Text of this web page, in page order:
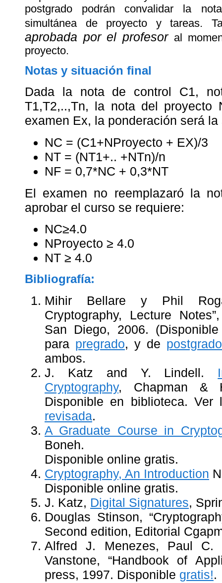
postgrado podrán convalidar la
simultánea de proyecto y tareas.
aprobada por el profesor al
proyecto.
Notas y situación final
Dada la nota de control C1,
T1,T2,..,Tn, la nota del proyecto
examen Ex, la ponderación será
NC = (C1+NProyecto + EX)/3
NT = (NT1+.. +NTn)/n
NF = 0,7*NC + 0,3*NT
El examen no reemplazaró la
aprobar el curso se requiere:
NC≥4.0
NProyecto ≥ 4.0
NT ≥ 4.0
Bibliografía:
Mihir Bellare y Phil
Cryptography, Lecture
San Diego, 2006.
para pregrado, y de postgrado
ambos.
J. Katz and Y. Lindell.
Cryptography, Chapman &
Disponible en biblioteca.
revisada.
A Graduate Course in
Boneh.
Disponible online gratis.
Cryptography, An Introduction
Disponible online gratis.
J. Katz, Digital Signatures,
Douglas Stinson,
Second edition, Editorial
Alfred J. Menezes, Paul C.
Vanstone, “Handbook of
press, 1997. Disponible gratis!.